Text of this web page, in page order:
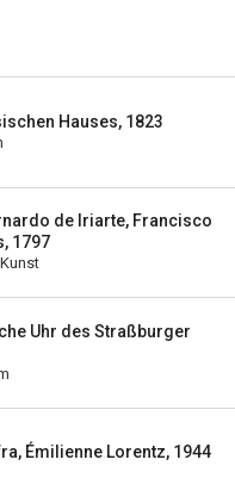
Hauses, 1823
de Iriarte, Francisco
1797
Uhr des Straßburger
Émilienne Lorentz, 1944